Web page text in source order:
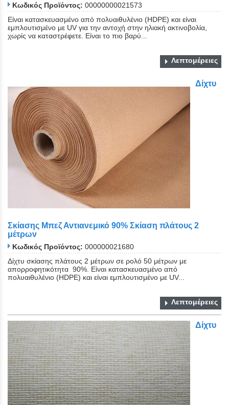
Κωδικός Προϊόντος: 00000000021573
Είναι κατασκευασμένο από πολυαιθυλένιο (HDPE) και είναι
εμπλουτισμένο με UV για την αντοχή στην ηλιακή ακτινοβολία,
χωρίς να καταστρέφετε. Είναι το πιο βαρύ...
Λεπτομέρειες
Δίχτυ
Σκίασης Μπεζ Αντιανεμικό 90% Σκίαση πλάτους 2
μέτρων
Κωδικός Προϊόντος: 000000021680
Δίχτυ σκίασης πλάτους 2 μέτρων σε ρολό 50 μέτρων με
απορροφητικότητα 90%. Είναι κατασκευασμένο από
πολυαιθυλένιο (HDPE) και είναι εμπλουτισμένο με UV...
Λεπτομέρειες
Δίχτυ